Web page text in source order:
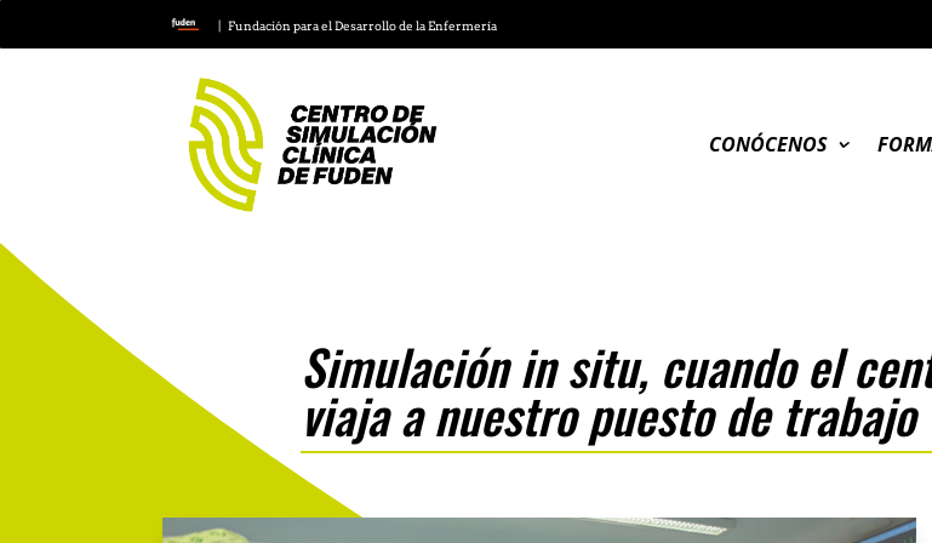
| Fundación para el Desarrollo de la Enfermería
CONÓCENOS
Simulación in situ, cuando el
viaja a nuestro puesto de trabajo